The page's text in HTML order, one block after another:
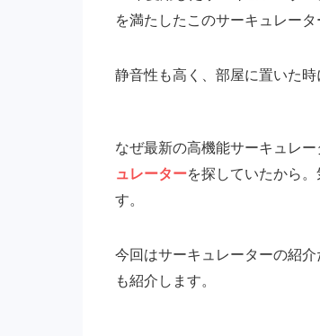
を満たしたこのサーキュレータ
静音性も高く、部屋に置いた
なぜ最新の高機能サーキュレ
ュレーターを探していたから
す。
今回はサーキュレーターの紹介
も紹介します。